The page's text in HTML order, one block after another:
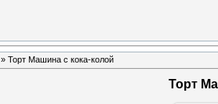
» Торт Машина с кока-колой
Торт